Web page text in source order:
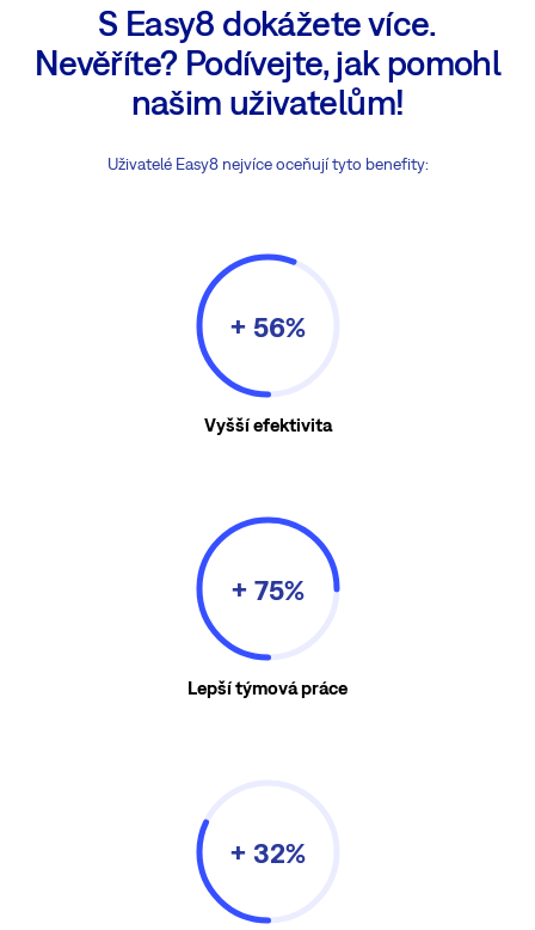
S Easy8 dokážete více.
Nevěříte? Podívejte, jak pomohl
našim uživatelům!
Uživatelé Easy8 nejvíce oceňují tyto benefity:
+ 56%
Vyšší efektivita
+ 75%
Lepší týmová práce
+ 32%